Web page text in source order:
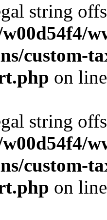
string
custom-
on
string
custom-
on